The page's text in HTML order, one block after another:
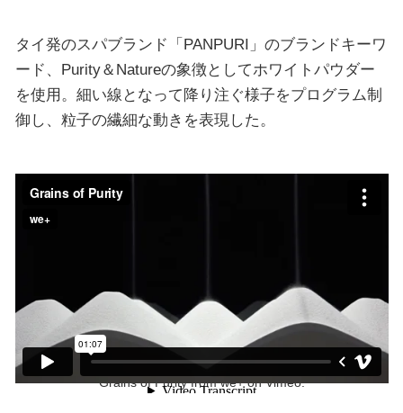
タイ発のスパブランド「PANPURI」のブランドキーワ
ード、Purity＆Natureの象徴としてホワイトパウダー
を使用。細い線となって降り注ぐ様子をプログラム制
御し、粒子の繊細な動きを表現した。
Grains of Purityfromwe+onVimeo.